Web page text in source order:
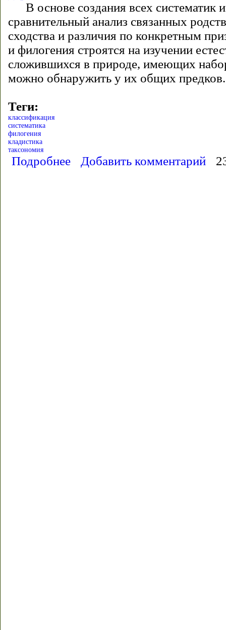
В основе создания всех систематик
сравнительный анализ связанных
сходства и различия по конкретным
и филогения строятся на изучении
сложившихся в природе, имеющих
можно обнаружить у их общих предков.
Теги:
классификация
систематика
филогения
кладистика
таксономия
Подробнее о Классификация и систематика - Основные
Добавить комментарий